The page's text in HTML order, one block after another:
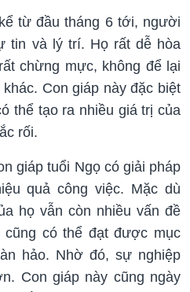
từ đầu tháng 6 tới, người
tin và lý trí. Họ rất dễ hòa
chừng mực, không để lại
Con giáp này đặc biệt
thể tạo ra nhiều giá trị của
rối.
giáp tuổi Ngọ có giải pháp
quả công việc. Mặc dù
họ vẫn còn nhiều vấn đề
có thể đạt được mục
hảo. Nhờ đó, sự nghiệp
Con giáp này cũng ngày